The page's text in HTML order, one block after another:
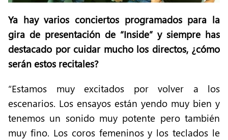
Ya hay varios conciertos programados para la
gira de presentación de “Inside” y siempre has
destacado por cuidar mucho los directos, ¿cómo
serán estos recitales?
“Estamos muy excitados por volver a los
escenarios. Los ensayos están yendo muy bien y
tenemos un sonido muy potente pero también
muy fino. Los coros femeninos y los teclados le